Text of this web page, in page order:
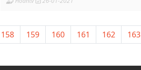
158 159 160 161 162 163